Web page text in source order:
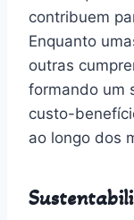
contribuem
Enquanto
outras
formando um
custo-
ao longo dos